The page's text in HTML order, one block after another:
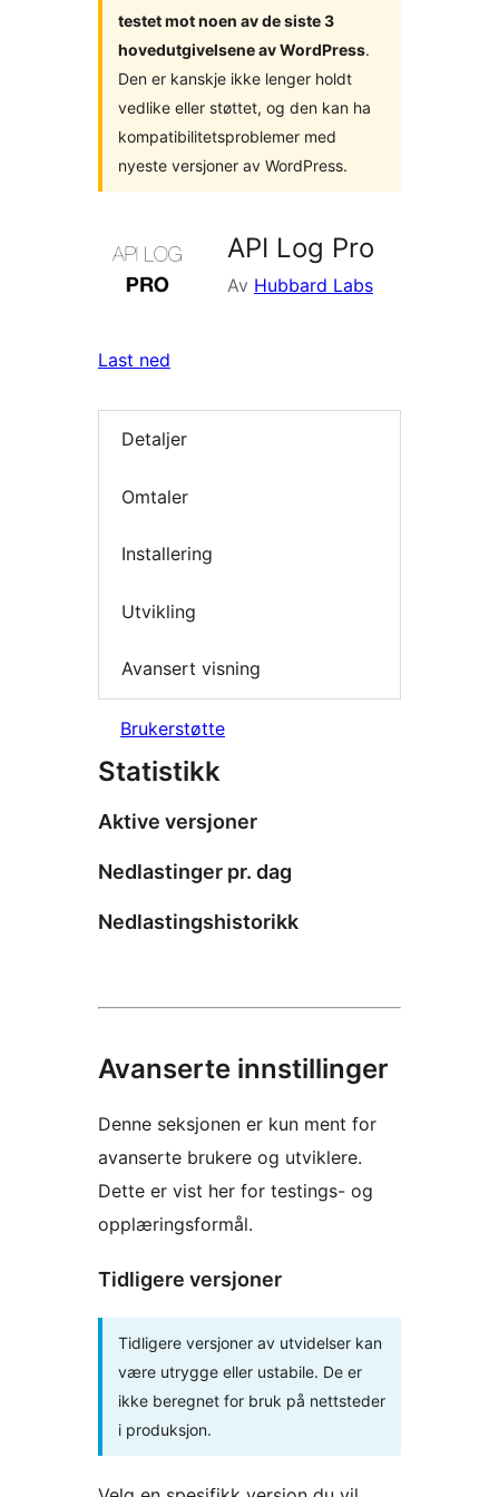
testet mot noen av de siste 3
hovedutgivelsene av WordPress.
Den er kanskje ikke lenger holdt
vedlike eller støttet, og den kan ha
kompatibilitetsproblemer med
nyeste versjoner av WordPress.
API Log Pro
Av Hubbard Labs
Last ned
Detaljer
Omtaler
Installering
Utvikling
Avansert visning
Brukerstøtte
Statistikk
Aktive versjoner
Nedlastinger pr. dag
Nedlastingshistorikk
Avanserte innstillinger
Denne seksjonen er kun ment for
avanserte brukere og utviklere.
Dette er vist her for testings- og
opplæringsformål.
Tidligere versjoner
Tidligere versjoner av utvidelser kan
være utrygge eller ustabile. De er
ikke beregnet for bruk på nettsteder
i produksjon.